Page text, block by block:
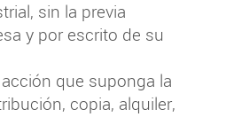
sin la previa
y por escrito de su
que suponga la
copia, alquiler,